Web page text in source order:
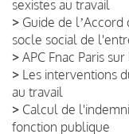
sexistes au travail
> Guide de
socle social de
> APC Fnac Paris
> Les interventions
au travail
> Calcul de
fonction publique